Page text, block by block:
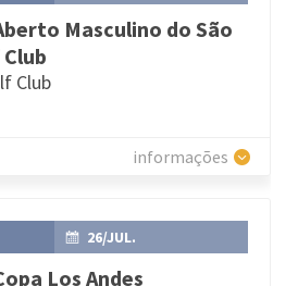
Masculino do São
Club
informações
26/JUL.
Los Andes